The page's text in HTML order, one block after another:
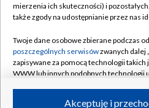
Naziemna Telewizja Cyfrowa
Rada Programowa
System NOS
Informacje o nadawcy
mierzenia ich skuteczności) i
także zgody na udostępnianie przez nas
Twoje dane osobowe zbierane podczas
poszczególnych serwisówzwanych dalej
zapisywane za pomocą technologii
WWW lub innych podobnych technologii
Akceptuję i